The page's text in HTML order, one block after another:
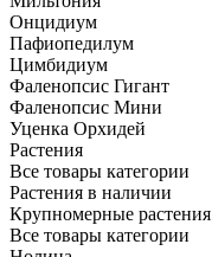
Онцидиум
Пафиопедилум
Цимбидиум
Фаленопсис Гигант
Фаленопсис Мини
Уценка Орхидей
Растения
Все товары категории
Растения в наличии
Крупномерные растения
Все товары категории